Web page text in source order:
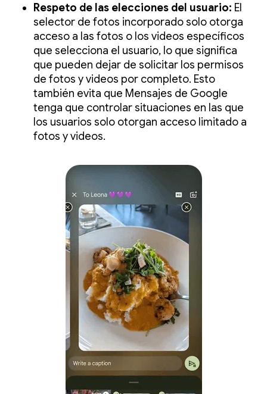
Respeto de las elecciones del usuario: El
selector de fotos incorporado solo otorga
acceso a las fotos o los videos específicos
que selecciona el usuario, lo que significa
que pueden dejar de solicitar los permisos
de fotos y videos por completo. Esto
también evita que Mensajes de Google
tenga que controlar situaciones en las que
los usuarios solo otorgan acceso limitado a
fotos y videos.